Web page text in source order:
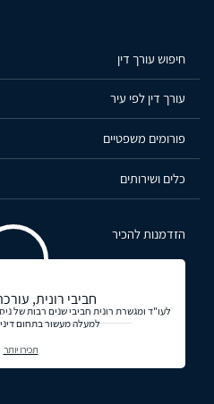
חיפוש עורך דין
עורך דין לפי עיר
פורומים משפטיים
כלים ושירותים
הזדמנות להכיר
חביבי רונית,
לעו"ד ומגשרת רונית חביבי שנים רבות של
למעלה מעשור בתחום
תכירו יותר